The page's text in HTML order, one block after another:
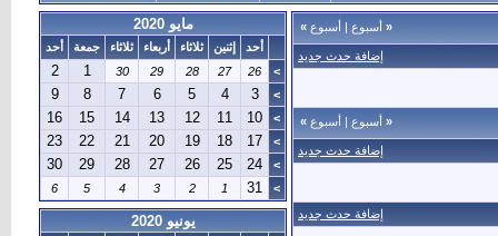
« أسبوع | أسبوع »
إضافة حدث جديد
« أسبوع | أسبوع »
إضافة حدث جديد
إضافة حدث جديد
مايو 2020
أحد إثنين ثلاثاء أربعاء ثلاثاء جمعة
أحد
>
26
27
28
29
30
1
2
>
3
4
5
6
7
8
9
>
10
11
12
13
14
15
16
>
17
18
19
20
21
22
23
>
24
25
26
27
28
29
30
>
31
1
2
3
4
5
6
يونيو 2020